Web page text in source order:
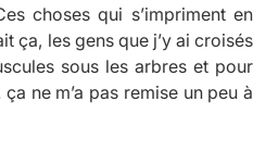
choses qui s’impriment en
ça, les gens que j’y ai croisés
sous les arbres et pour
ne m’a pas remise un peu à